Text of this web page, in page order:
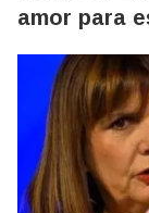
amor para